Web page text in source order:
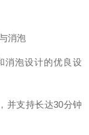
消泡设计的优良设
并支持长达30分钟